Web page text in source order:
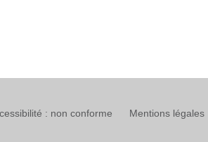
: non conforme Mentions légales